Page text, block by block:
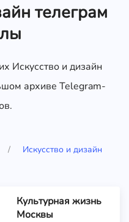
телеграм
Искусство и дизайн
архиве Telegram-
Искусство и дизайн
Культурная жизнь
Москвы